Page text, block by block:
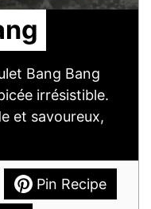
Bang Bang
irrésistible.
et savoureux,
Pin Recipe